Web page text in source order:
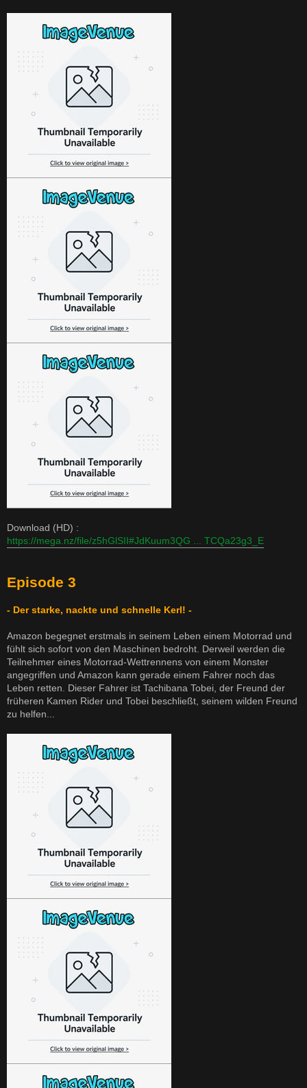
Download (HD) :
https://mega.nz/file/z5hGlSII#JdKuum3QG ... TCQa23g3_E
Episode 3
- Der starke, nackte und schnelle Kerl! -
Amazon begegnet erstmals in seinem Leben einem Motorrad und
fühlt sich sofort von den Maschinen bedroht. Derweil werden die
Teilnehmer eines Motorrad-Wettrennens von einem Monster
angegriffen und Amazon kann gerade einem Fahrer noch das
Leben retten. Dieser Fahrer ist Tachibana Tobei, der Freund der
früheren Kamen Rider und Tobei beschließt, seinem wilden Freund
zu helfen...